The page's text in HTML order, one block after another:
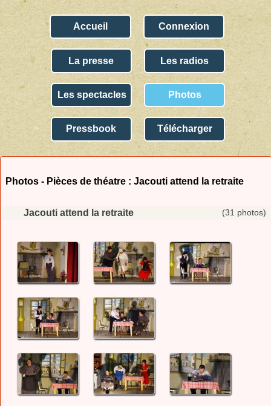
Accueil Connexion
La presse Les radios
Les spectacles Photos
Pressbook Télécharger
Photos - Pièces de théatre : Jacouti attend la retraite
Jacouti attend la retraite (31 photos)